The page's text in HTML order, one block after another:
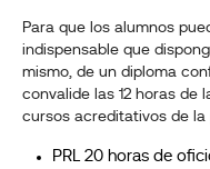
Para que los alumnos
indispensable que
mismo, de un diploma
convalide las 12 horas de
cursos acreditativos de la
PRL 20 horas de